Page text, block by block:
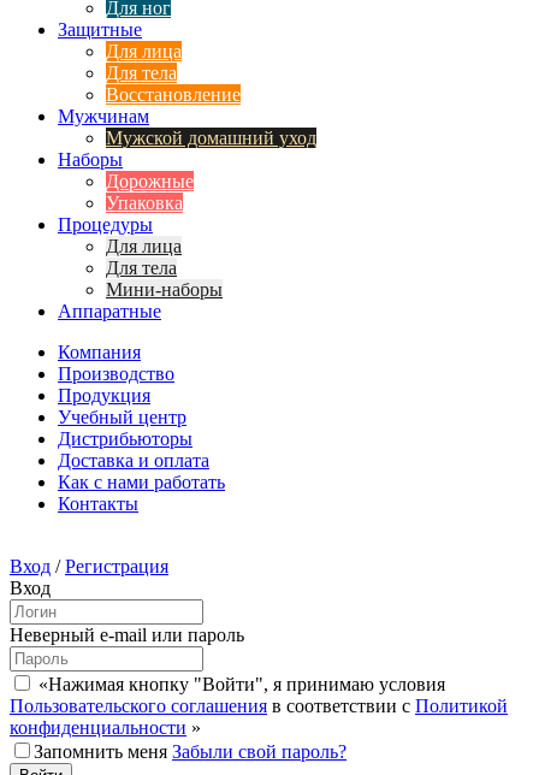
Для ног
Защитные
Для лица
Для тела
Восстановление
Мужчинам
Мужской домашний уход
Наборы
Дорожные
Упаковка
Процедуры
Для лица
Для тела
Мини-наборы
Аппаратные
Компания
Производство
Продукция
Учебный центр
Дистрибьюторы
Доставка и оплата
Как с нами работать
Контакты
Вход / Регистрация
Вход
Неверный e-mail или пароль
«Нажимая кнопку "Войти", я принимаю условия
Пользовательского соглашения в соответствии с Политикой
конфиденциальности »
Запомнить меня Забыли свой пароль?